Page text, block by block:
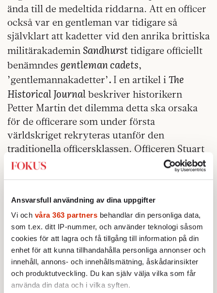
Ansvarsfull användning av dina uppgifter
Vi och våra 363 partners behandlar din personliga data,
som t.ex. ditt IP-nummer, och använder teknologi såsom
cookies för att lagra och få tillgång till information på din
enhet för att kunna tillhandahålla personliga annonser och
innehåll, annons- och innehållsmätning, åskådarinsikter
och produktutveckling. Du kan själv välja vilka som får
använda din data och i vilka syften.
ända till de medeltida riddarna. Att en officer
också var en gentleman var tidigare så
självklart att kadetter vid den anrika brittiska
militärakademin Sandhurst tidigare officiellt
benämndes gentleman cadets,
’gentlemannakadetter’. I en artikel i The
Historical Journal beskriver historikern
Petter Martin det dilemma detta ska orsaka
för de officerare som under första
världskriget rekryteras utanför den
traditionella officersklassen. Officeren Stuart
Cloete beskriver sig som djupt skakad av
nykomlingarnas avvikande sätt och känner
arbetarsociolekt förklarar att han alltid
tvättar sig innan han rakar sig, ”I always
wash me before I shave me”. Efter kriget ska
de nya officerarna gå en statusmässigt osäker
framtid till mötes och till slut ges epitetet
temporary gentlemen, ’tillfälliga gentlemän’.